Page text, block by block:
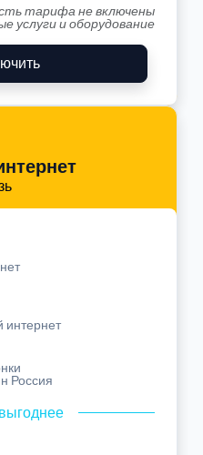
тарифа не включены
услуги и оборудование
Россия